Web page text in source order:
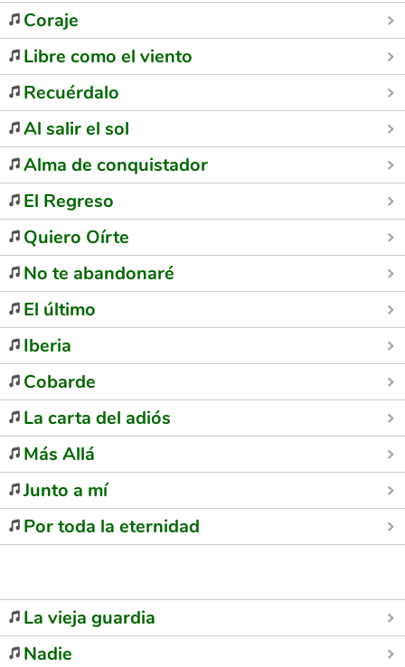
Coraje
Libre como el viento
Recuérdalo
Al salir el sol
Alma de conquistador
El Regreso
Quiero Oírte
No te abandonaré
El último
Iberia
Cobarde
La carta del adiós
Más Allá
Junto a mí
Por toda la eternidad
La vieja guardia
Nadie